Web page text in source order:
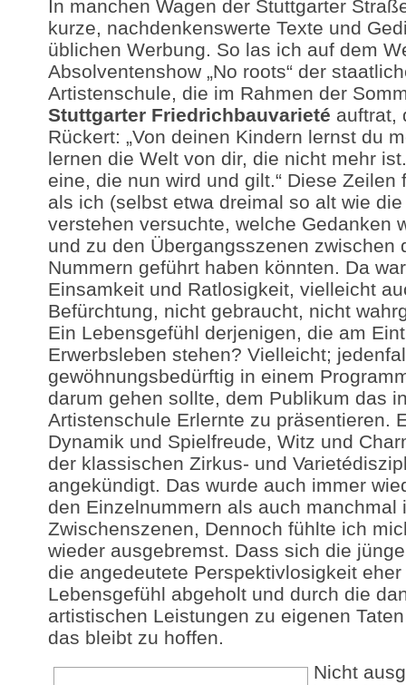
In manchen Wagen der Stuttgarter
kurze, nachdenkenswerte Texte und
üblichen Werbung. So las ich auf dem
Absolventenshow „No roots“ der
Artistenschule, die im Rahmen der
Stuttgarter Friedrichbauvarieté auftrat,
Rückert: „Von deinen Kindern lernst du
lernen die Welt von dir, die nicht mehr
eine, die nun wird und gilt.“ Diese Zeilen
als ich (selbst etwa dreimal so alt wie
verstehen versuchte, welche Gedanken
und zu den Übergangsszenen zwischen
Nummern geführt haben könnten. Da
Einsamkeit und Ratlosigkeit, vielleicht
Befürchtung, nicht gebraucht, nicht
Ein Lebensgefühl derjenigen, die am
Erwerbsleben stehen? Vielleicht;
gewöhnungsbedürftig in einem
darum gehen sollte, dem Publikum das
Artistenschule Erlernte zu präsentieren.
Dynamik und Spielfreude, Witz und
der klassischen Zirkus- und
angekündigt. Das wurde auch immer
den Einzelnummern als auch manchmal
Zwischenszenen, Dennoch fühlte ich
wieder ausgebremst. Dass sich die
die angedeutete Perspektivlosigkeit
Lebensgefühl abgeholt und durch die
artistischen Leistungen zu eigenen
das bleibt zu hoffen.
Nicht